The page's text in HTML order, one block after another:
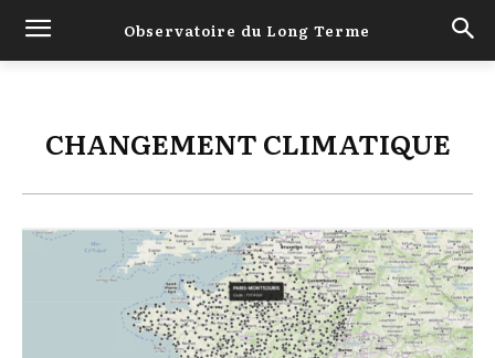
Observatoire du Long Terme
CHANGEMENT CLIMATIQUE